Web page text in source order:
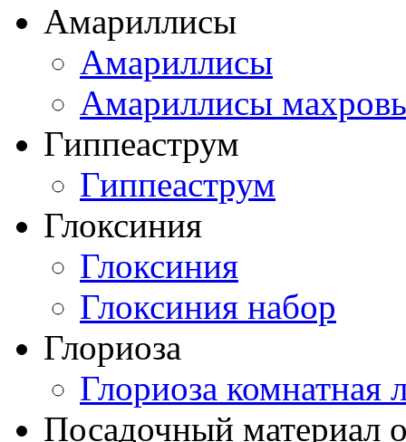
Амариллисы
Амариллисы
Амариллисы
Гиппеаструм
Гиппеаструм
Глоксиния
Глоксиния
Глоксиния набор
Глориоза
Глориоза комнатная
Посадочный материал